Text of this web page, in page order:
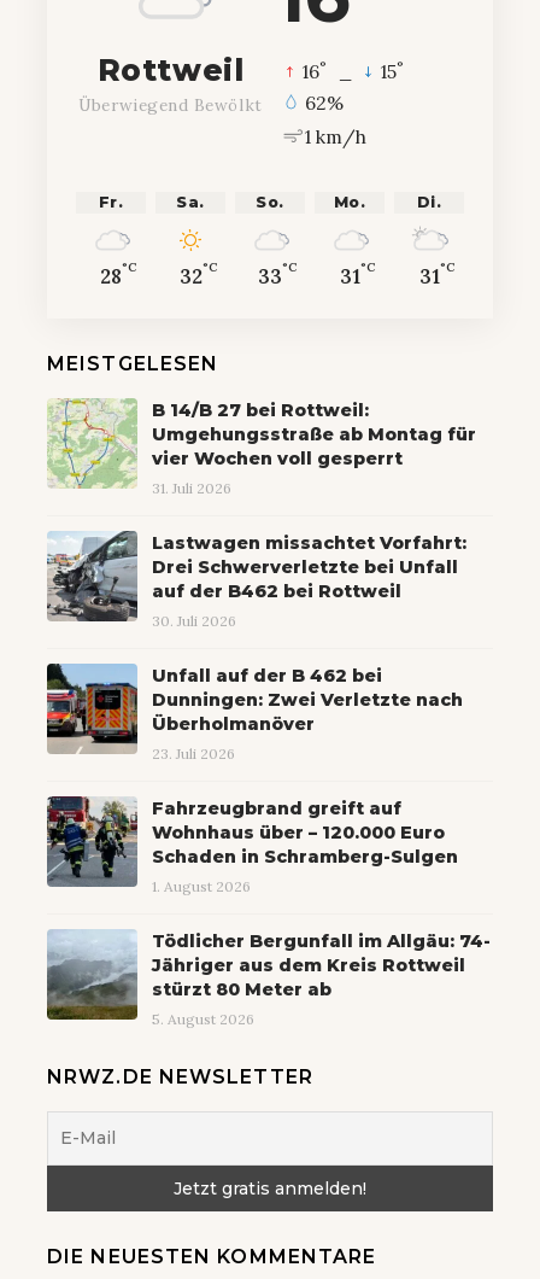
Rottweil
Überwiegend Bewölkt
16° 15°
62%
1 km/h
Fr.
28°C
Sa.
32°C
So.
33°C
Mo.
31°C
Di.
31°C
MEISTGELESEN
B 14/B 27 bei Rottweil:
Umgehungsstraße ab Montag für
vier Wochen voll gesperrt
31. Juli 2026
Lastwagen missachtet Vorfahrt:
Drei Schwerverletzte bei Unfall
auf der B462 bei Rottweil
30. Juli 2026
Unfall auf der B 462 bei
Dunningen: Zwei Verletzte nach
Überholmanöver
23. Juli 2026
Fahrzeugbrand greift auf
Wohnhaus über – 120.000 Euro
Schaden in Schramberg-Sulgen
1. August 2026
Tödlicher Bergunfall im Allgäu: 74-
Jähriger aus dem Kreis Rottweil
stürzt 80 Meter ab
5. August 2026
NRWZ.DE NEWSLETTER
DIE NEUESTEN KOMMENTARE